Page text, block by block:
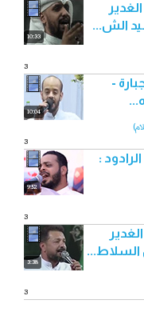
10:33
3
10:04
-
3
9:52
:
3
3:38
السلاط...
3